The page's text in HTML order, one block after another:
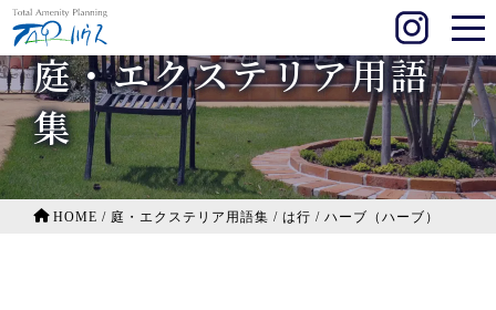
庭・エクステリア用語
集
HOME / 庭・エクステリア用語集 / は行 / ハーブ（ハーブ）